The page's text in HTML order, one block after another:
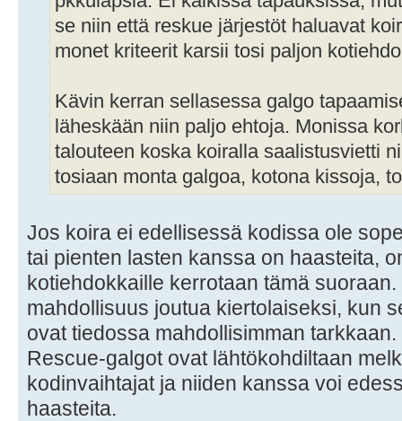
se niin että reskue järjestöt haluavat
monet kriteerit karsii tosi paljon
Kävin kerran sellasessa galgo
läheskään niin paljo ehtoja. Monissa
talouteen koska koiralla saalistusvietti
tosiaan monta galgoa, kotona kissoja,
Jos koira ei edellisessä kodissa ole
tai pienten lasten kanssa on haasteita,
kotiehdokkaille kerrotaan tämä
mahdollisuus joutua kiertolaiseksi, kun
ovat tiedossa mahdollisimman tarkkaan.
Rescue-galgot ovat lähtökohdiltaan
kodinvaihtajat ja niiden kanssa voi
haasteita.